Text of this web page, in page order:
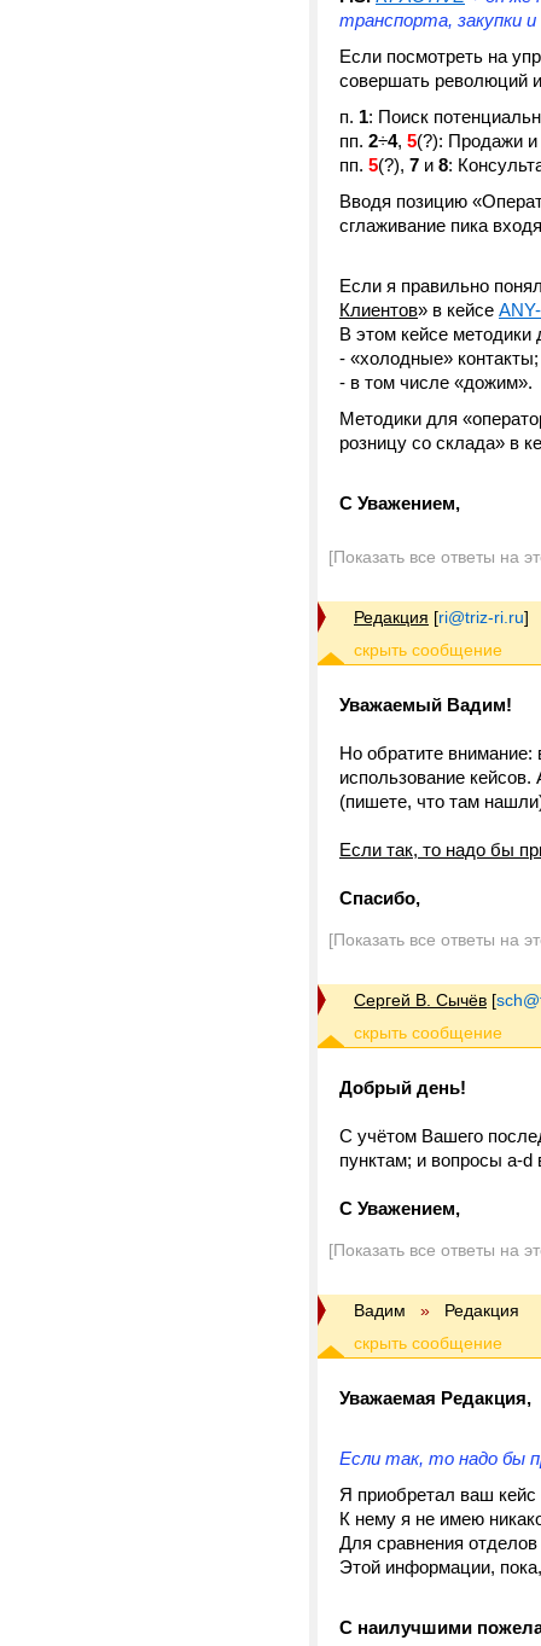
транспорта, закупки
Если посмотреть на
совершать революций
п. 1: Поиск
пп. 2÷4, 5(?): Продажи
пп. 5(?), 7 и 8:
Вводя позицию
сглаживание пика
Если я правильно
Клиентов» в кейсе
В этом кейсе
- «холодные» контакты;
- в том числе «дожим».
Методики для
розницу со склада» в
С Уважением,
[Показать все ответы на
Редакция [ri@triz-ri.ru]
Уважаемый Вадим!
Но обратите внимание:
использование
(пишете, что там
Если так, то надо бы
Спасибо,
[Показать все ответы на
Сергей В. Сычёв [
Добрый день!
С учётом Вашего
пунктам; и вопросы а-d
C Уважением,
[Показать все ответы на
Вадим » Редакция
Уважаемая Редакция,
Если так, то надо бы
Я приобретал ваш кейс
К нему я не имею
Для сравнения
Этой информации,
С наилучшими